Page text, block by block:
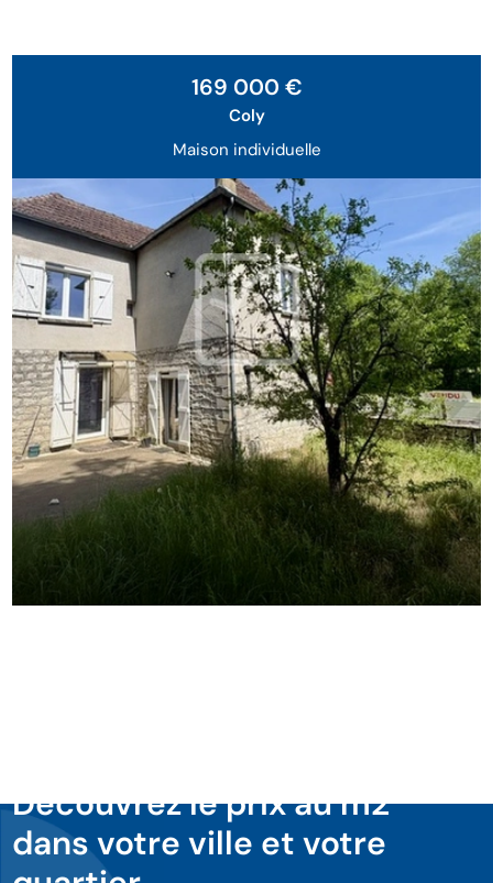
Maison individuelle
169 000 €
Coly
Découvrez le prix au m2
dans votre ville et votre